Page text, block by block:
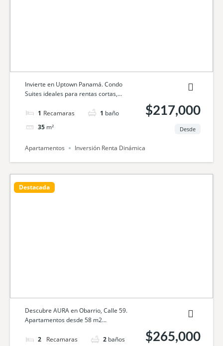
Invierte en Uptown Panamá. Condo
Suites ideales para rentas cortas,...
1 cama 1 baño
35 m²
$217,000
Desde
Apartamentos Inversión Renta Dinámica
Destacada
Descubre AURA en Obarrio, Calle 59.
Apartamentos desde 58 m2...
2 camas 2 baños
$265,000